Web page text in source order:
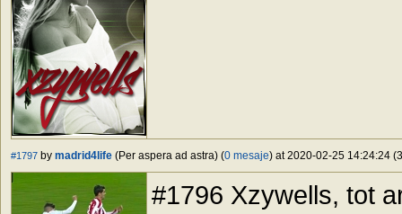
#1797 by madrid4life (Per aspera ad astra) (0 mesaje) at 2020-02-25 14:24:24
#1796 Xzywells, tot